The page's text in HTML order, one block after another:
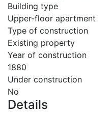
Building type
Upper-floor apartment
Type of construction
Existing property
Year of construction
1880
Under construction
No
Details